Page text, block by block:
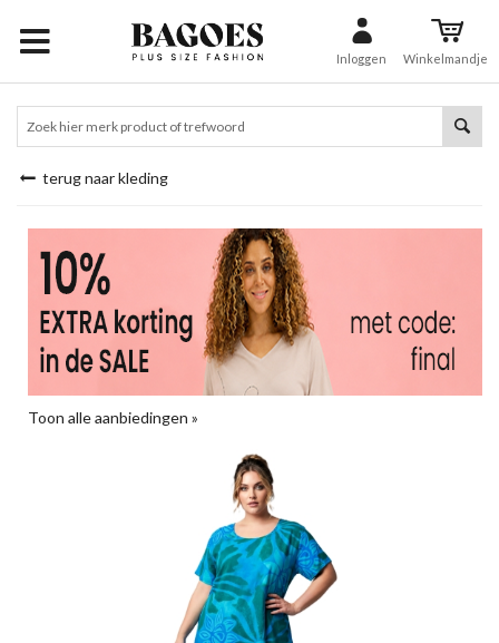
Inloggen Winkelmandje
terug naar kleding
Toon alle aanbiedingen »